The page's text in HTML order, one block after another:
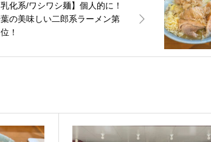
乳化系/ワシワシ麺】個人的に！
の美味しい二郎系ラーメン第
！